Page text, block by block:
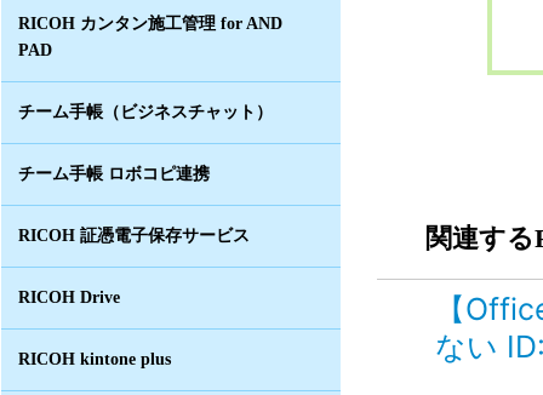
RICOH カンタン施工管理 for AND
PAD
チーム手帳（ビジネスチャット）
チーム手帳 ロボコピ連携
RICOH 証憑電子保存サービス
RICOH Drive
RICOH kintone plus
関連する
【
ない